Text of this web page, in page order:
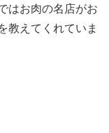
はお肉の名店がお
教えてくれていま